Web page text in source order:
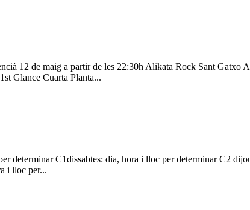
12 de maig a partir de les 22:30h Alikata Rock Sant Gatxo
Glance Cuarta Planta...
determinar C1dissabtes: dia, hora i lloc per determinar C2
i lloc per...